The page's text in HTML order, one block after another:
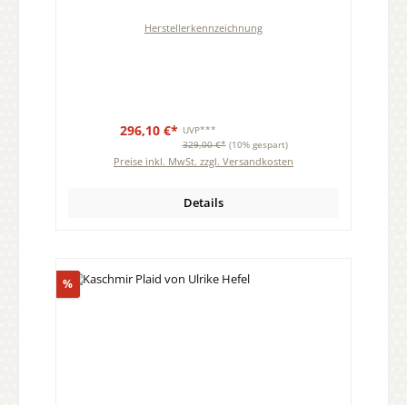
Herstellerkennzeichnung
296,10 €* UVP***
329,00 €* (10% gespart)
Preise inkl. MwSt. zzgl. Versandkosten
Details
%Rabatt